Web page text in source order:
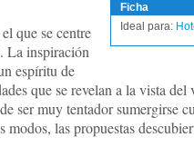
Ficha
Ideal para:
que se centre
La inspiración
espíritu de
que se revelan a la vista
ser muy tentador sumergirse
las propuestas